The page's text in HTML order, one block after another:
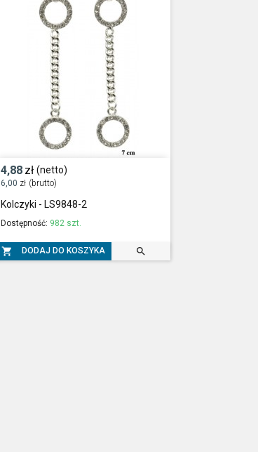
4,88 zł (netto)
6,00 zł (brutto)
Kolczyki - LS9848-2
Dostępność: 982 szt.
 DODAJ DO KOSZYKA 